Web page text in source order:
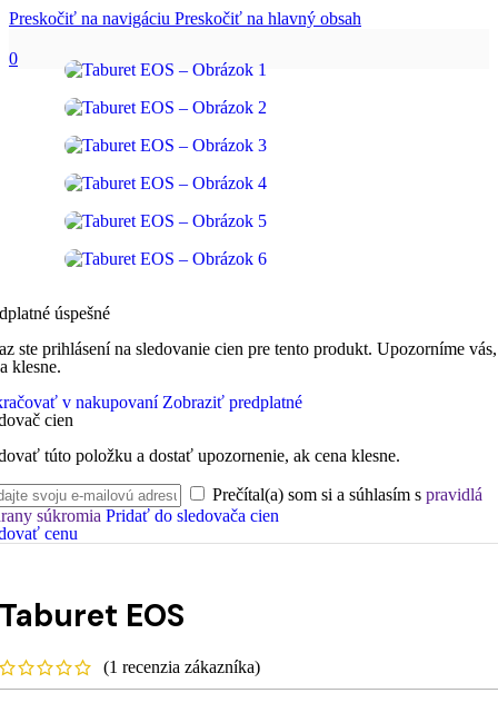
Preskočiť na navigáciu Preskočiť na hlavný obsah
0
úspešné
ste prihlásení na sledovanie cien pre tento produkt. Upozorníme
klesne.
v nakupovaní Zobraziť predplatné
cien
túto položku a dostať upozornenie, ak cena klesne.
Prečítal(a) som si a súhlasím s pravidlá
súkromia Pridať do sledovača cien
cenu
Taburet EOS
(1 recenzia zákazníka)